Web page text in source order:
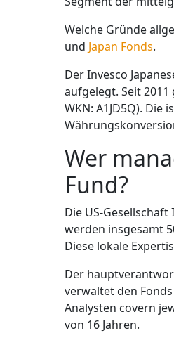
Welche Gründe
und Japan Fonds.
Der Invesco
aufgelegt. Seit 2011
WKN: A1JD5Q).
Wer
Fund?
Die US-
werden insgesamt
Diese lokale
Der
verwaltet den
Analysten covern
von 16 Jahren.